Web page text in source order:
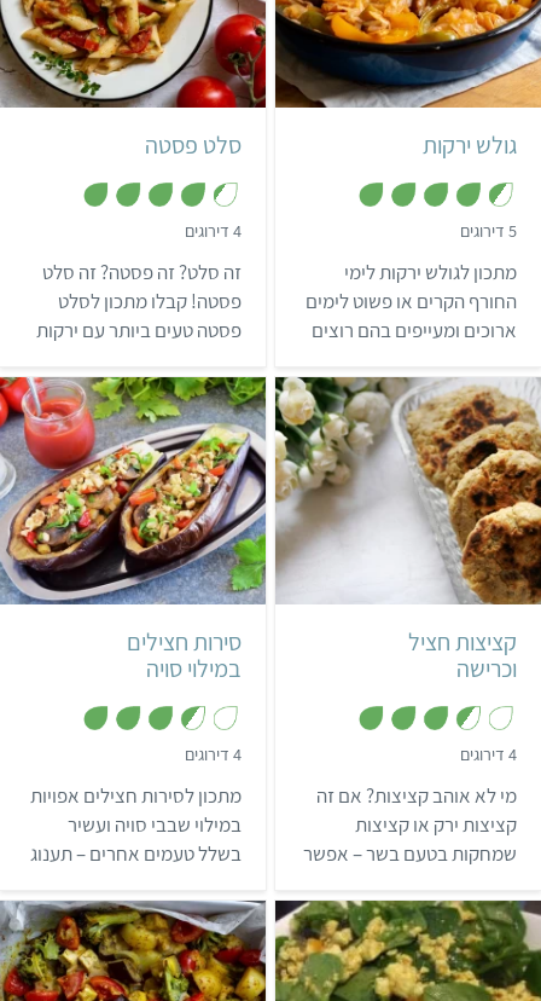
קל שעה הונגרי
גולש ירקות
5 דירוגים
.
4
מ
ת
ו
מתכון לגולש ירקות לימי
החורף הקרים או פשוט לימים
ארוכים ומעייפים בהם רוצים
קל
סלט פסטה
4 דירוגים
.
3
מ
ת
ו
זה סלט? זה פסטה? זה סלט
פסטה! קבלו מתכון לסלט
פסטה טעים ביותר עם ירקות
קציצות חציל
וכרישה
4 דירוגים
.
5
מ
ת
ו
מי לא אוהב קציצות? אם זה
קציצות ירק או קציצות
שמחקות בטעם בשר – אפשר
קבלו מתכון לקציצות חציל
וכרישה מטוגנות, טעימות
במיוחד!
קל
2 סירות חצילים ממלואות
סירות חצילים
במילוי סויה
4 דירוגים
.
5
מ
ת
ו
מתכון לסירות חצילים אפויות
במילוי שבבי סויה ועשיר
בשלל טעמים אחרים – תענוג